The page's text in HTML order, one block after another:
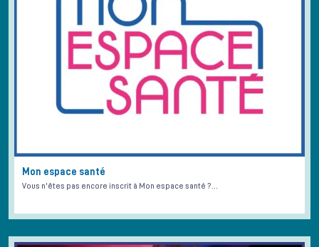
Mon espace santé
Vous n'êtes pas encore inscrit à Mon espace santé ?…